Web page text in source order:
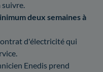
suivre.
deux semaines à
d'électricité qui
Enedis prend